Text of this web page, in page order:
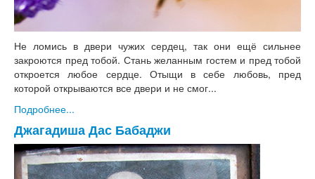
Не ломись в двери чужих сердец, так они ещё сильнее
закроются пред тобой. Стань желанным гостем и пред тобой
откроется любое сердце. Отыщи в себе любовь, пред
которой открываются все двери и не смог...
Подробнее...
Джагадиша Дас Бабаджи